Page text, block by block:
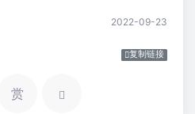
2022-09-23
复制链接
赏